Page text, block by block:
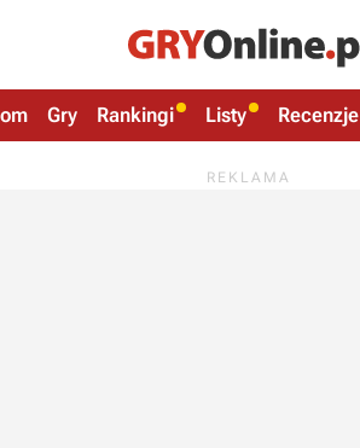
Gry Rankingi Listy Recenzje